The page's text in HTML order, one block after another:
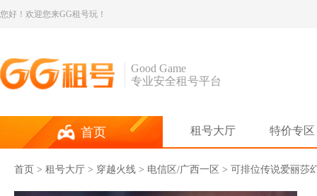
您好！欢迎您来GG租号玩！
Good Game
专业安全租号平台
首页 租号大厅 特价专区
首页 > 租号大厅 > 穿越火线 > 电信区/广西一区 > 可排位传说爱丽莎